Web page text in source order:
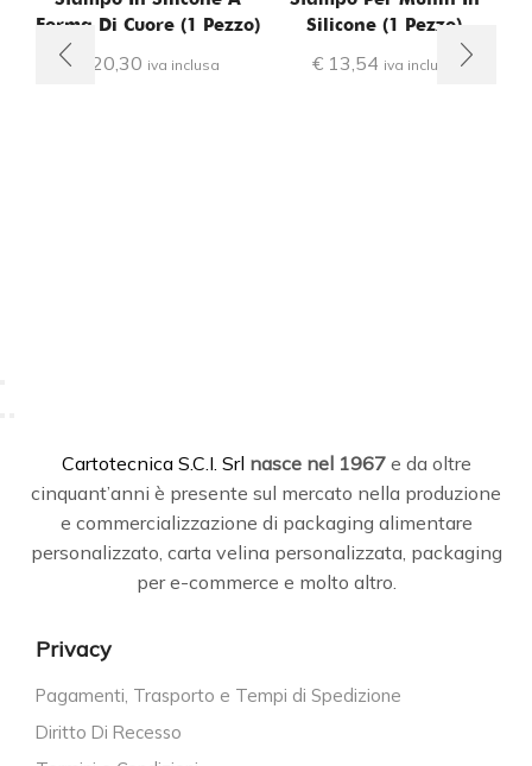
Forma Di Cuore (1 Pezzo)
20,30 iva inclusa
Silicone (1 Pezzo)
€ 13,54 iva inclusa
Cartotecnica S.C.I. Srl nasce nel 1967e da oltre
cinquant’anni è presente sul mercato nella produzione
e commercializzazione di packaging alimentare
personalizzato, carta velina personalizzata, packaging
per e-commerce e molto altro.
Privacy
Pagamenti, Trasporto e Tempi di Spedizione
Diritto Di Recesso